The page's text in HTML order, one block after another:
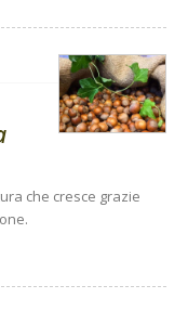
che cresce grazie